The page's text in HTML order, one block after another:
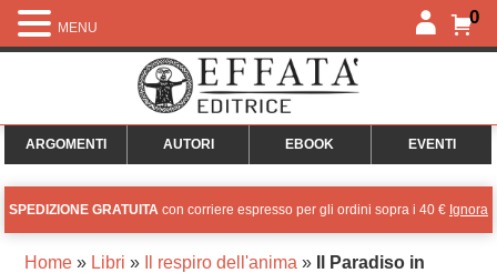
0
ARGOMENTI AUTORI EBOOK EVENTI
SPEDIZIONE GRATUITA con corriere espresso per gli ordini sopra i 40 € Ignora
Home» Libri » Il respiro dell'anima »
Il Paradiso in
MENU